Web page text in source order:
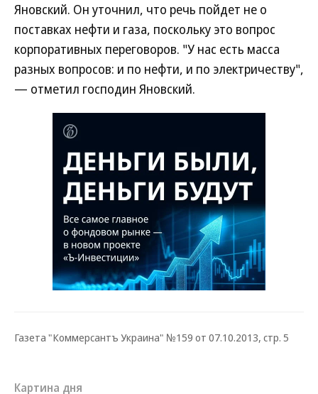
Яновский. Он уточнил, что речь пойдет не о
поставках нефти и газа, поскольку это вопрос
корпоративных переговоров. "У нас есть масса
разных вопросов: и по нефти, и по электричеству",
— отметил господин Яновский.
Газета "Коммерсантъ Украина" №159 от 07.10.2013, стр. 5
Картина дня